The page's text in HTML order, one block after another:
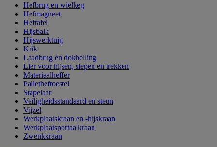
Hefbrug en wielkeg
Hefmagneet
Heftafel
Hijsbalk
Hijswerktuig
Krik
Laadbrug en dokhelling
Lier voor hijsen, slepen en trekken
Materiaalheffer
Palletheftoestel
Stapelaar
Veiligheidsstandaard en steun
Vijzel
Werkplaatskraan en -hijskraan
Werkplaatsportaalkraan
Zwenkkraan